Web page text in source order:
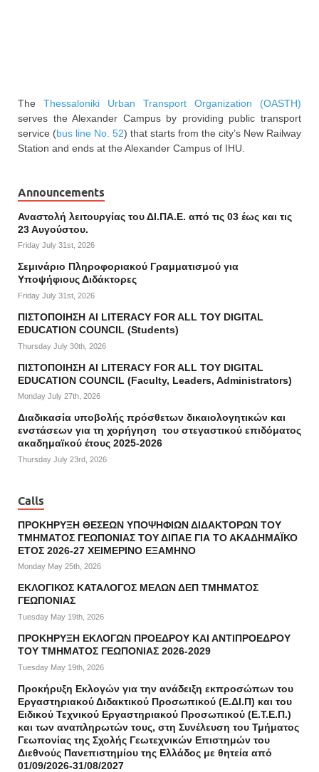
The Thessaloniki Urban Transport Organization (OASTH)
serves the Alexander Campus by providing public transport
service (bus line No. 52) that starts from the city’s New Railway
Station and ends at the Alexander Campus of IHU.
Announcements
Αναστολή λειτουργίας του ΔΙ.ΠΑ.Ε. από τις 03 έως και τις
23 Αυγούστου.
Friday July 31st, 2026
Σεμινάριο Πληροφοριακού Γραμματισμού για
Υποψήφιους Διδάκτορες
Friday July 31st, 2026
ΠΙΣΤΟΠΟΙΗΣΗ AI LITERACY FOR ALL ΤΟΥ DIGITAL
EDUCATION COUNCIL (Students)
Thursday July 30th, 2026
ΠΙΣΤΟΠΟΙΗΣΗ AI LITERACY FOR ALL ΤΟΥ DIGITAL
EDUCATION COUNCIL (Faculty, Leaders, Administrators)
Monday July 27th, 2026
Διαδικασία υποβολής πρόσθετων δικαιολογητικών και
ενστάσεων για τη χορήγηση του στεγαστικού επιδόματος
ακαδημαϊκού έτους 2025-2026
Thursday July 23rd, 2026
Calls
ΠΡΟΚΗΡΥΞΗ ΘΕΣΕΩΝ ΥΠΟΨΗΦΙΩΝ ΔΙΔΑΚΤΟΡΩΝ ΤΟΥ
ΤΜΗΜΑΤΟΣ ΓΕΩΠΟΝΙΑΣ ΤΟΥ ΔΙΠΑΕ ΓΙΑ ΤΟ ΑΚΑΔΗΜΑΪΚΟ
ΕΤΟΣ 2026-27 ΧΕΙΜΕΡΙΝΟ ΕΞΑΜΗΝΟ
Monday May 25th, 2026
ΕΚΛΟΓΙΚΟΣ ΚΑΤΑΛΟΓΟΣ ΜΕΛΩΝ ΔΕΠ ΤΜΗΜΑΤΟΣ
ΓΕΩΠΟΝΙΑΣ
Tuesday May 19th, 2026
ΠΡΟΚΗΡΥΞΗ ΕΚΛΟΓΩΝ ΠΡΟΕΔΡΟΥ ΚΑΙ ΑΝΤΙΠΡΟΕΔΡΟΥ
ΤΟΥ ΤΜΗΜΑΤΟΣ ΓΕΩΠΟΝΙΑΣ 2026-2029
Tuesday May 19th, 2026
Προκήρυξη Εκλογών για την ανάδειξη εκπροσώπων του
Εργαστηριακού Διδακτικού Προσωπικού (Ε.ΔΙ.Π) και του
Ειδικού Τεχνικού Εργαστηριακού Προσωπικού (Ε.Τ.Ε.Π.)
και των αναπληρωτών τους, στη Συνέλευση του Τμήματος
Γεωπονίας της Σχολής Γεωτεχνικών Επιστημών του
Διεθνούς Πανεπιστημίου της Ελλάδος με θητεία από
01/09/2026-31/08/2027